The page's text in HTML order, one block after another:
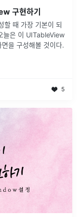
구현하기
때 가장 기본이 되
을 구성해볼 것이다.
5